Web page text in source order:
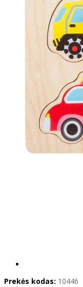
Prekės kodas: 10446